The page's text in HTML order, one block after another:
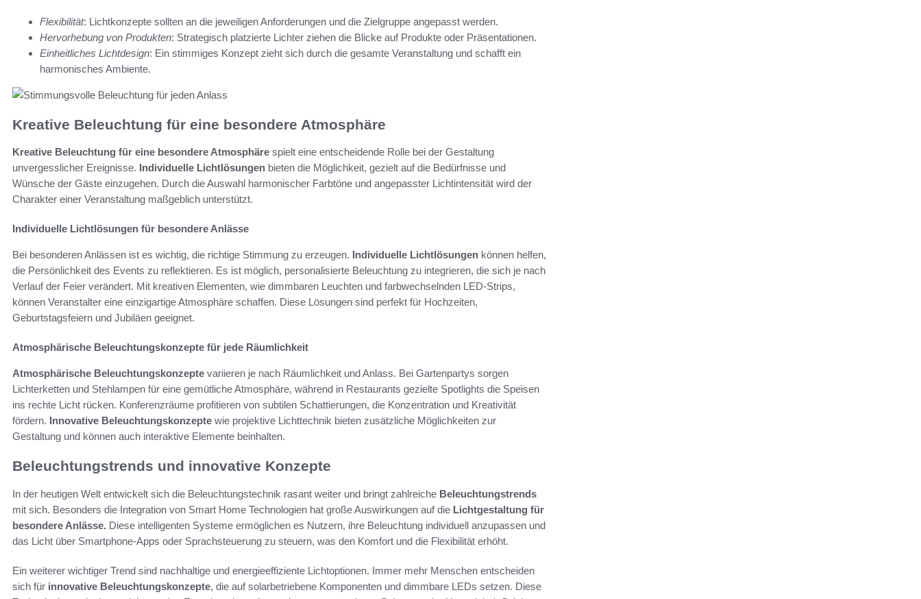
Flexibilität: Lichtkonzepte sollten an die jeweiligen Anforderungen und die Zielgruppe angepasst werden.
Hervorhebung von Produkten: Strategisch platzierte Lichter ziehen die Blicke auf Produkte oder Präsentationen.
Einheitliches Lichtdesign: Ein stimmiges Konzept zieht sich durch die gesamte Veranstaltung und schafft ein
harmonisches Ambiente.
Kreative Beleuchtung für eine besondere Atmosphäre
Kreative Beleuchtung für eine besondere Atmosphäre spielt eine entscheidende Rolle bei der Gestaltung
unvergesslicher Ereignisse. Individuelle Lichtlösungen bieten die Möglichkeit, gezielt auf die Bedürfnisse und
Wünsche der Gäste einzugehen. Durch die Auswahl harmonischer Farbtöne und angepasster Lichtintensität wird der
Charakter einer Veranstaltung maßgeblich unterstützt.
Individuelle Lichtlösungen für besondere Anlässe
Bei besonderen Anlässen ist es wichtig, die richtige Stimmung zu erzeugen. Individuelle Lichtlösungen können helfen,
die Persönlichkeit des Events zu reflektieren. Es ist möglich, personalisierte Beleuchtung zu integrieren, die sich je nach
Verlauf der Feier verändert. Mit kreativen Elementen, wie dimmbaren Leuchten und farbwechselnden LED-Strips,
können Veranstalter eine einzigartige Atmosphäre schaffen. Diese Lösungen sind perfekt für Hochzeiten,
Geburtstagsfeiern und Jubiläen geeignet.
Atmosphärische Beleuchtungskonzepte für jede Räumlichkeit
Atmosphärische Beleuchtungskonzepte variieren je nach Räumlichkeit und Anlass. Bei Gartenpartys sorgen
Lichterketten und Stehlampen für eine gemütliche Atmosphäre, während in Restaurants gezielte Spotlights die Speisen
ins rechte Licht rücken. Konferenzräume profitieren von subtilen Schattierungen, die Konzentration und Kreativität
fördern. Innovative Beleuchtungskonzepte wie projektive Lichttechnik bieten zusätzliche Möglichkeiten zur
Gestaltung und können auch interaktive Elemente beinhalten.
Beleuchtungstrends und innovative Konzepte
In der heutigen Welt entwickelt sich die Beleuchtungstechnik rasant weiter und bringt zahlreiche Beleuchtungstrends
mit sich. Besonders die Integration von Smart Home Technologien hat große Auswirkungen auf die Lichtgestaltung für
besondere Anlässe. Diese intelligenten Systeme ermöglichen es Nutzern, ihre Beleuchtung individuell anzupassen und
das Licht über Smartphone-Apps oder Sprachsteuerung zu steuern, was den Komfort und die Flexibilität erhöht.
Ein weiterer wichtiger Trend sind nachhaltige und energieeffiziente Lichtoptionen. Immer mehr Menschen entscheiden
sich für innovative Beleuchtungskonzepte, die auf solarbetriebene Komponenten und dimmbare LEDs setzen. Diese